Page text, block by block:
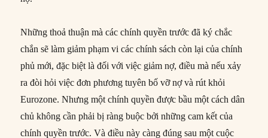
Những thoả thuận mà các chính quyền trước đã ký chắc
chắn sẽ làm giảm phạm vi các chính sách còn lại của chính
phủ mới, đặc biệt là đối với việc giảm nợ, điều mà nếu xảy
ra đòi hỏi việc đơn phương tuyên bố vỡ nợ và rút khỏi
Eurozone. Nhưng một chính quyền được bầu một cách dân
chủ không cần phải bị ràng buộc bởi những cam kết của
chính quyền trước. Và điều này càng đúng sau một cuộc